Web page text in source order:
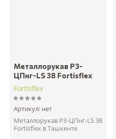
Металлорукав РЗ-
ЦПнг-LS 38 Fortisflex
Fortisflex
Артикул: нет
Металлорукав РЗ-ЦПнг-LS 38
Fortisflex в Ташкенте